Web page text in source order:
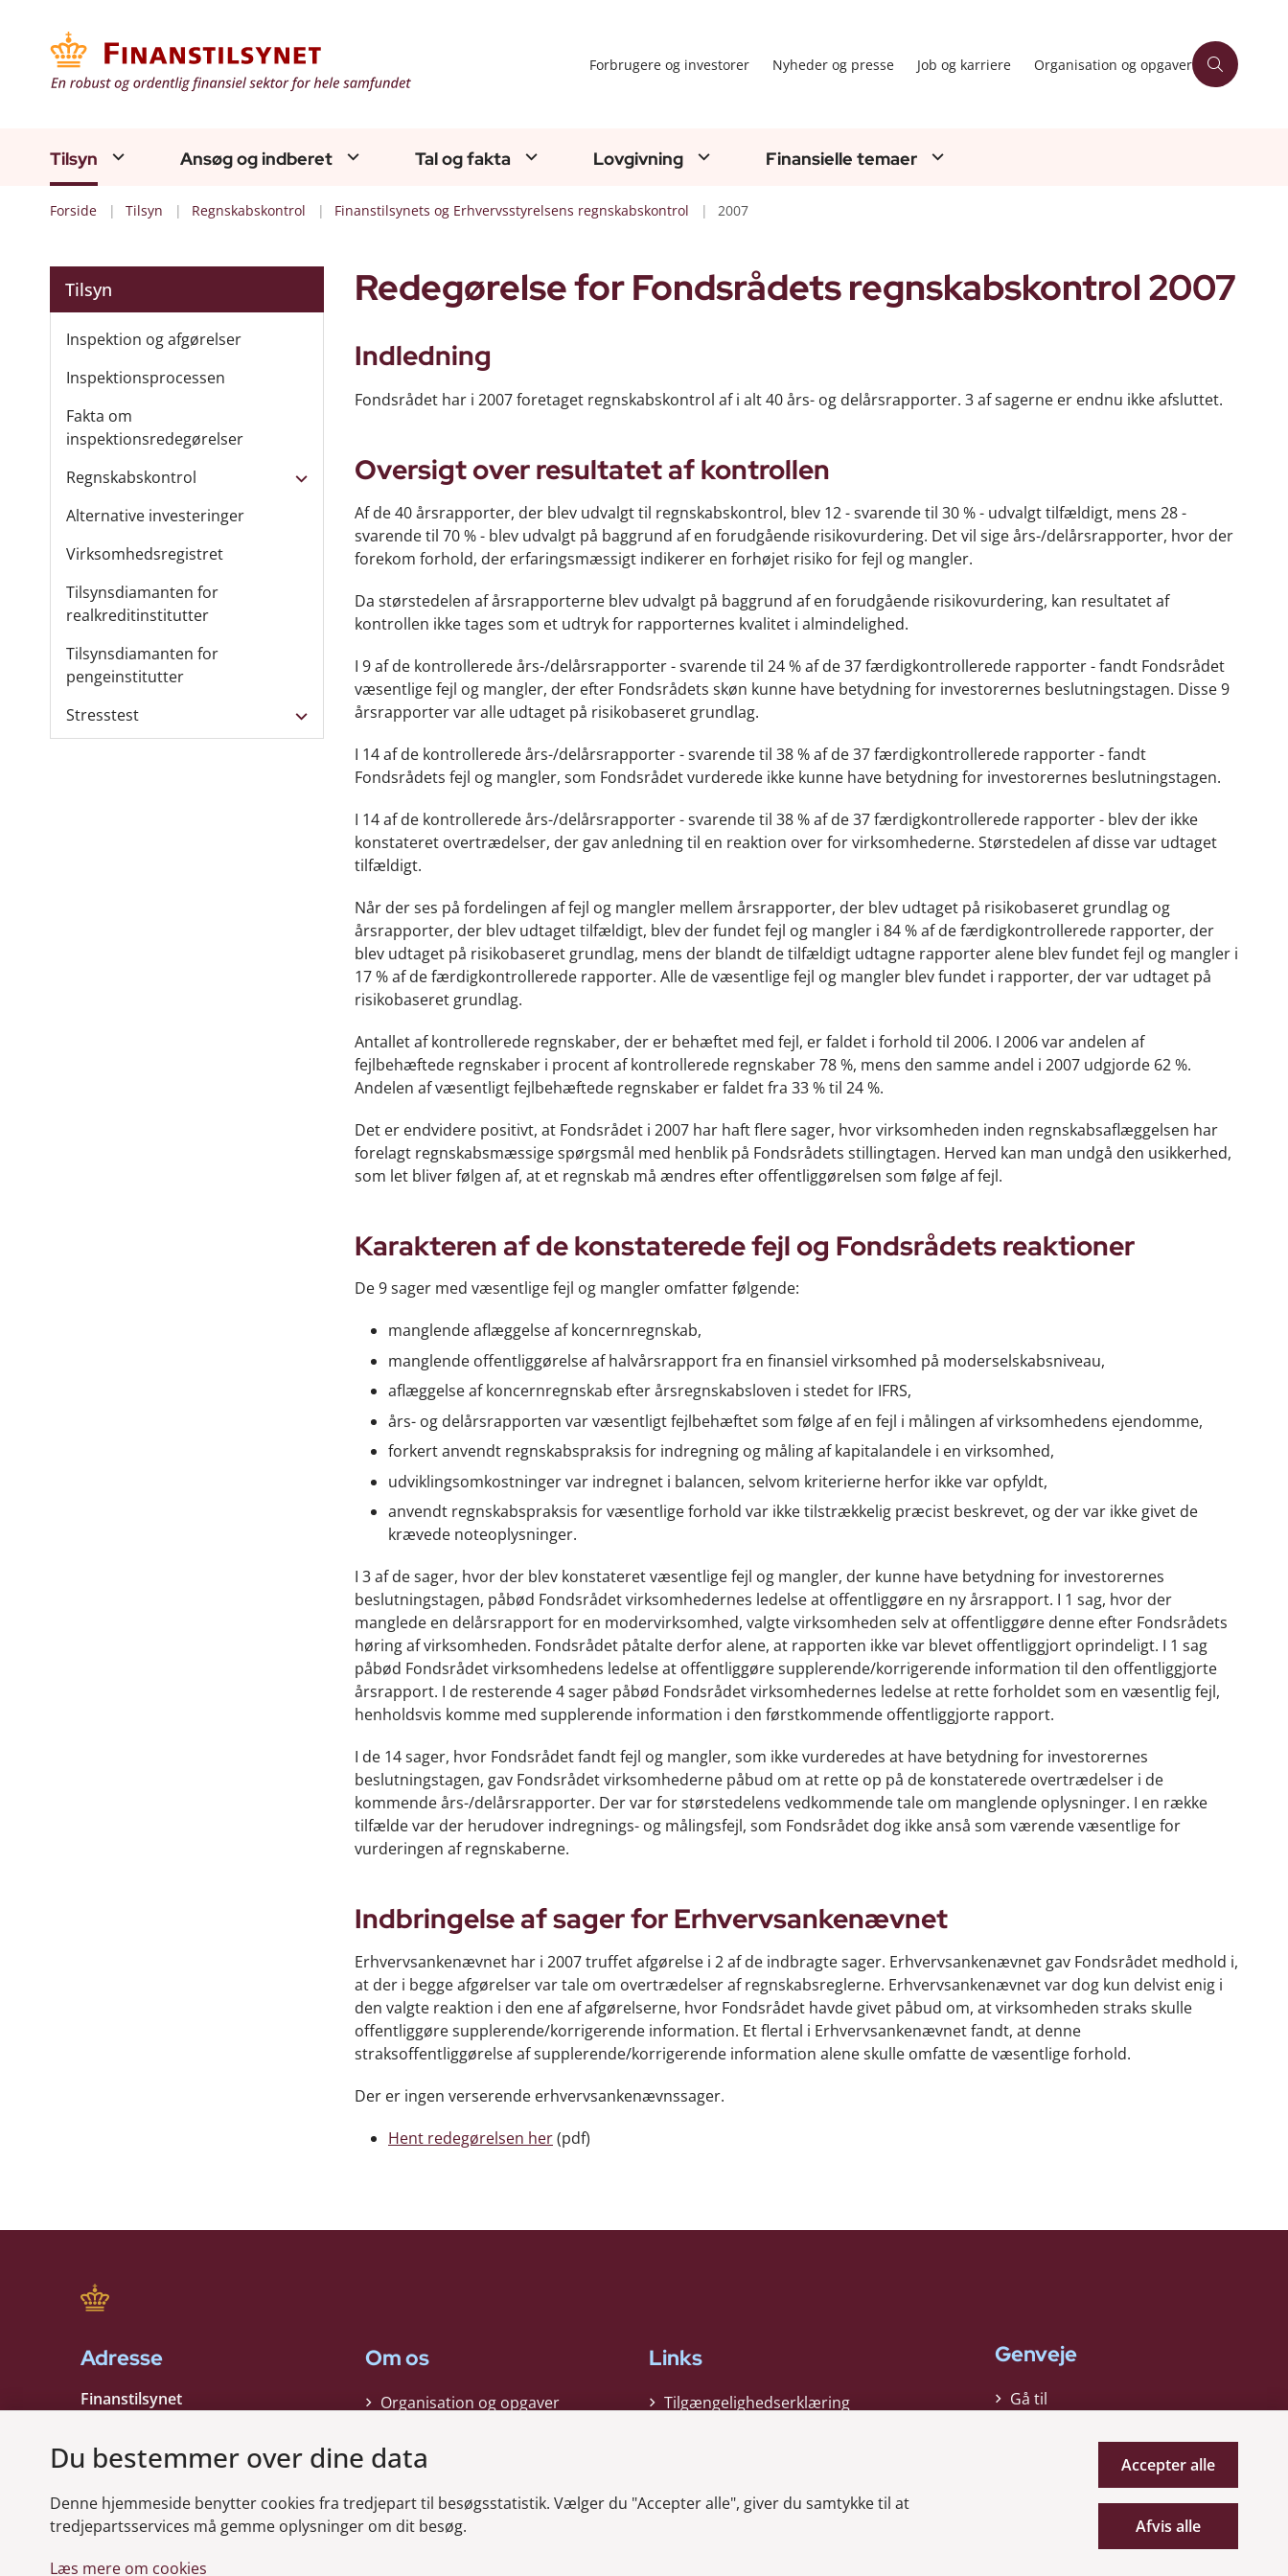
Forbrugere og investorer Nyheder og presse Job og karriere Organisation og opgaver
Tilsyn Ansøg og indberet Tal og fakta Lovgivning Finansielle temaer
Forside Tilsyn Regnskabskontrol Finanstilsynets og Erhvervsstyrelsens regnskabskontrol 2007
Tilsyn
Inspektion og afgørelser
Inspektionsprocessen
Fakta om
inspektionsredegørelser
Regnskabskontrol
Alternative investeringer
Virksomhedsregistret
Tilsynsdiamanten for
realkreditinstitutter
Tilsynsdiamanten for
pengeinstitutter
Stresstest
Redegørelse for Fondsrådets regnskabskontrol 2007
Indledning
Fondsrådet har i 2007 foretaget regnskabskontrol af i alt 40 års- og delårsrapporter. 3 af sagerne er endnu ikke afsluttet.
Oversigt over resultatet af kontrollen
Af de 40 årsrapporter, der blev udvalgt til regnskabskontrol, blev 12 - svarende til 30 % - udvalgt tilfældigt, mens 28 -
svarende til 70 % - blev udvalgt på baggrund af en forudgående risikovurdering. Det vil sige års-/delårsrapporter, hvor der
forekom forhold, der erfaringsmæssigt indikerer en forhøjet risiko for fejl og mangler.
Da størstedelen af årsrapporterne blev udvalgt på baggrund af en forudgående risikovurdering, kan resultatet af
kontrollen ikke tages som et udtryk for rapporternes kvalitet i almindelighed.
I 9 af de kontrollerede års-/delårsrapporter - svarende til 24 % af de 37 færdigkontrollerede rapporter - fandt Fondsrådet
væsentlige fejl og mangler, der efter Fondsrådets skøn kunne have betydning for investorernes beslutningstagen. Disse 9
årsrapporter var alle udtaget på risikobaseret grundlag.
I 14 af de kontrollerede års-/delårsrapporter - svarende til 38 % af de 37 færdigkontrollerede rapporter - fandt
Fondsrådets fejl og mangler, som Fondsrådet vurderede ikke kunne have betydning for investorernes beslutningstagen.
I 14 af de kontrollerede års-/delårsrapporter - svarende til 38 % af de 37 færdigkontrollerede rapporter - blev der ikke
konstateret overtrædelser, der gav anledning til en reaktion over for virksomhederne. Størstedelen af disse var udtaget
tilfældigt.
Når der ses på fordelingen af fejl og mangler mellem årsrapporter, der blev udtaget på risikobaseret grundlag og
årsrapporter, der blev udtaget tilfældigt, blev der fundet fejl og mangler i 84 % af de færdigkontrollerede rapporter, der
blev udtaget på risikobaseret grundlag, mens der blandt de tilfældigt udtagne rapporter alene blev fundet fejl og mangler i
17 % af de færdigkontrollerede rapporter. Alle de væsentlige fejl og mangler blev fundet i rapporter, der var udtaget på
risikobaseret grundlag.
Antallet af kontrollerede regnskaber, der er behæftet med fejl, er faldet i forhold til 2006. I 2006 var andelen af
fejlbehæftede regnskaber i procent af kontrollerede regnskaber 78 %, mens den samme andel i 2007 udgjorde 62 %.
Andelen af væsentligt fejlbehæftede regnskaber er faldet fra 33 % til 24 %.
Det er endvidere positivt, at Fondsrådet i 2007 har haft flere sager, hvor virksomheden inden regnskabsaflæggelsen har
forelagt regnskabsmæssige spørgsmål med henblik på Fondsrådets stillingtagen. Herved kan man undgå den usikkerhed,
som let bliver følgen af, at et regnskab må ændres efter offentliggørelsen som følge af fejl.
Karakteren af de konstaterede fejl og Fondsrådets reaktioner
De 9 sager med væsentlige fejl og mangler omfatter følgende:
manglende aflæggelse af koncernregnskab,
manglende offentliggørelse af halvårsrapport fra en finansiel virksomhed på moderselskabsniveau,
aflæggelse af koncernregnskab efter årsregnskabsloven i stedet for IFRS,
års- og delårsrapporten var væsentligt fejlbehæftet som følge af en fejl i målingen af virksomhedens ejendomme,
forkert anvendt regnskabspraksis for indregning og måling af kapitalandele i en virksomhed,
udviklingsomkostninger var indregnet i balancen, selvom kriterierne herfor ikke var opfyldt,
anvendt regnskabspraksis for væsentlige forhold var ikke tilstrækkelig præcist beskrevet, og der var ikke givet de
krævede noteoplysninger.
I 3 af de sager, hvor der blev konstateret væsentlige fejl og mangler, der kunne have betydning for investorernes
beslutningstagen, påbød Fondsrådet virksomhedernes ledelse at offentliggøre en ny årsrapport. I 1 sag, hvor der
manglede en delårsrapport for en modervirksomhed, valgte virksomheden selv at offentliggøre denne efter Fondsrådets
høring af virksomheden. Fondsrådet påtalte derfor alene, at rapporten ikke var blevet offentliggjort oprindeligt. I 1 sag
påbød Fondsrådet virksomhedens ledelse at offentliggøre supplerende/korrigerende information til den offentliggjorte
årsrapport. I de resterende 4 sager påbød Fondsrådet virksomhedernes ledelse at rette forholdet som en væsentlig fejl,
henholdsvis komme med supplerende information i den førstkommende offentliggjorte rapport.
I de 14 sager, hvor Fondsrådet fandt fejl og mangler, som ikke vurderedes at have betydning for investorernes
beslutningstagen, gav Fondsrådet virksomhederne påbud om at rette op på de konstaterede overtrædelser i de
kommende års-/delårsrapporter. Der var for størstedelens vedkommende tale om manglende oplysninger. I en række
tilfælde var der herudover indregnings- og målingsfejl, som Fondsrådet dog ikke anså som værende væsentlige for
vurderingen af regnskaberne.
Indbringelse af sager for Erhvervsankenævnet
Erhvervsankenævnet har i 2007 truffet afgørelse i 2 af de indbragte sager. Erhvervsankenævnet gav Fondsrådet medhold i,
at der i begge afgørelser var tale om overtrædelser af regnskabsreglerne. Erhvervsankenævnet var dog kun delvist enig i
den valgte reaktion i den ene af afgørelserne, hvor Fondsrådet havde givet påbud om, at virksomheden straks skulle
offentliggøre supplerende/korrigerende information. Et flertal i Erhvervsankenævnet fandt, at denne
straksoffentliggørelse af supplerende/korrigerende information alene skulle omfatte de væsentlige forhold.
Der er ingen verserende erhvervsankenævnssager.
Hent redegørelsen her(pdf)
Adresse
Finanstilsynet
1401 København K
CVR nummer:10598184
Om os
Organisation og opgaver
Kontakt
Modtag nyheder
Links
Tilgængelighedserklæring
Whistleblower
Genveje
Gå til
Du bestemmer over dine data
Denne hjemmeside benytter cookies fra tredjepart til besøgsstatistik. Vælger du "Accepter alle", giver du samtykke til at
tredjepartsservices må gemme oplysninger om dit besøg.
Læs mere om cookies
Accepter alle
Afvis alle